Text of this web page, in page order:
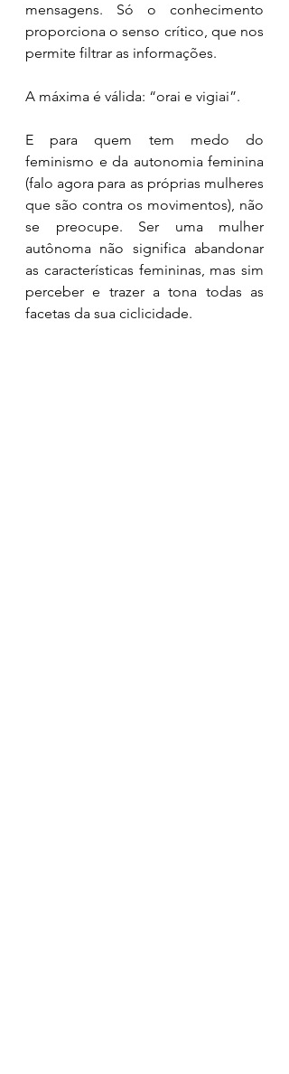
mensagens. Só o conhecimento
proporciona o senso crítico, que nos
permite filtrar as informações.
A máxima é válida: “orai e vigiai”.
E para quem tem medo do
feminismo e da autonomia feminina
(falo agora para as próprias mulheres
que são contra os movimentos), não
se preocupe. Ser uma mulher
autônoma não significa abandonar
as características femininas, mas sim
perceber e trazer a tona todas as
facetas da sua ciclicidade.